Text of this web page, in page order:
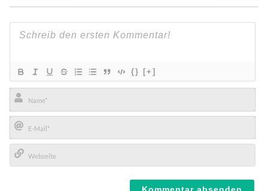
{} [+]
Name*
E-
Mail*